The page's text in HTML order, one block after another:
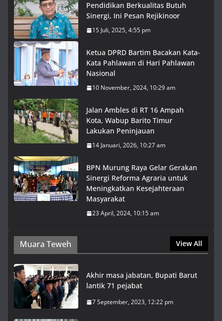
Pendidikan Berkualitas Butuh
Sinergi, Ini Pesan Rejikinoor
15 Juli, 2025, 4:55 pm
Ketua DPRD Bartim Bacakan Kata-
Kata Pahlawan di Hari Pahlawan
Nasional
10 November, 2024, 10:29 am
Jalan Ambles di RT 16 Ampah
Kota, Wabup Barito Timur
Lakukan Peninjauan
14 Januari, 2026, 10:27 am
BPN Murung Raya Gelar Gerakan
Sinergi Reforma Agraria untuk
Meningkatkan Kesejahteraan
Masyarakat
23 April, 2024, 10:15 am
Muara Teweh View All
Akhir masa jabatan, Bupati Barut
lantik 71 pejabat
7 September, 2023, 12:22 pm